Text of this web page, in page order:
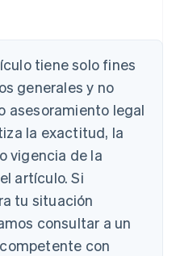
tiene solo fines
generales y no
asesoramiento legal
la exactitud, la
vigencia de la
artículo. Si
tu situación
consultar a un
con